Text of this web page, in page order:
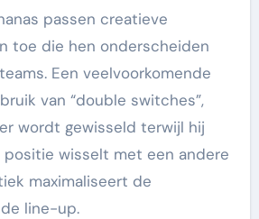
passen creatieve
toe die hen onderscheiden
Een veelvoorkomende
van “double switches”,
wordt gewisseld terwijl hij
wisselt met een andere
maximaliseert de
line-up.